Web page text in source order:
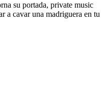
su portada, private music
a cavar una madriguera en tu